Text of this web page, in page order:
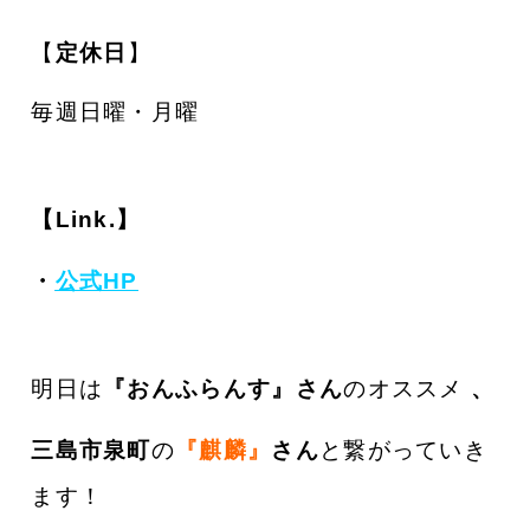
【 定休日 】
毎週日曜・月曜
【Link.】
・ 公式HP
明日は 『おんふらんす』さんのオススメ 、
三島市泉町の 『麒麟』 さんと繋がっていき
ます！